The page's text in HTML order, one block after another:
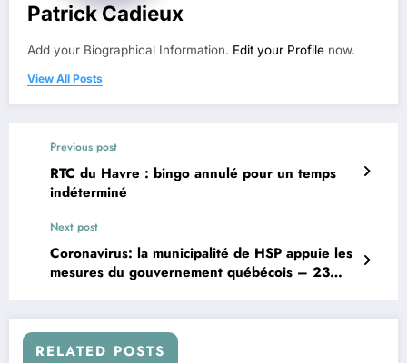
Patrick Cadieux
Add your Biographical Information. Edit your Profile now.
View All Posts
Previous post
RTC du Havre : bingo annulé pour un temps
indéterminé
Next post
Coronavirus: la municipalité de HSP appuie les
mesures du gouvernement québécois – 23
RELATED POSTS